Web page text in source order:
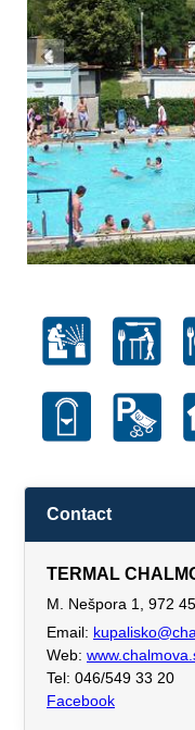
Contact
TERMAL
M. Nešpora 1, 972
Email:
Web:
Tel: 046/549 33 20
Facebook